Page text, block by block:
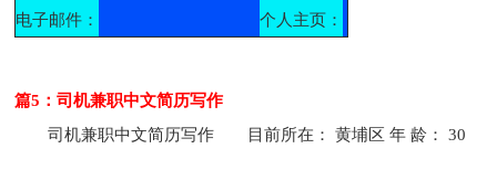
电子邮件：
个人主页：
篇5：司机兼职中文简历写作
司机兼职中文简历写作
目前所在： 黄埔区 年 龄： 30